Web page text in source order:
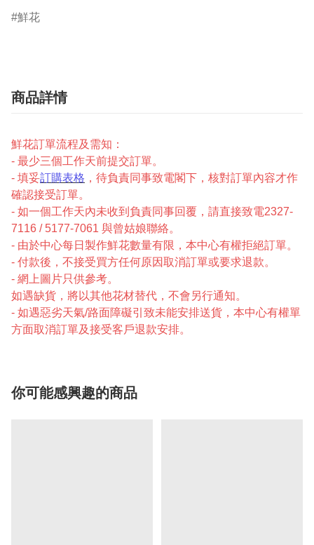
鮮花
商品詳情
鮮花訂單流程及需知：
- 最少三個工作天前提交訂單。
- 填妥訂購表格 ，待負責同事致電閣下，核對訂單內容才作
確認接受訂單。
- 如一個工作天內未收到負責同事回覆，請直接致電2327-
7116 / 5177-7061 與曾姑娘聯絡。
- 由於中心每日製作鮮花數量有限，本中心有權拒絕訂單。
- 付款後，不接受買方任何原因取消訂單或要求退款。
- 網上圖片只供參考。
如遇缺貨，將以其他花材替代，不會另行通知。
- 如遇惡劣天氣/路面障礙引致未能安排送貨，本中心有權單
方面取消訂單及接受客戶退款安排。
你可能感興趣的商品